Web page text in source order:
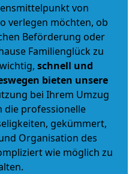
von
verlegen möchten, ob
Beförderung oder
Familienglück zu
schnell und
bieten unsere
bei Ihrem Umzug
die professionelle
gekümmert,
Organisation des
wie möglich zu